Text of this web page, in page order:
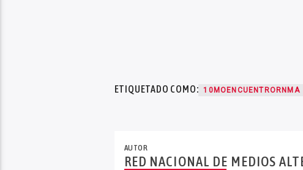
ETIQUETADO COMO: 10MOENCUENTRORNMA
AUTOR
RED NACIONAL DE MEDIOS